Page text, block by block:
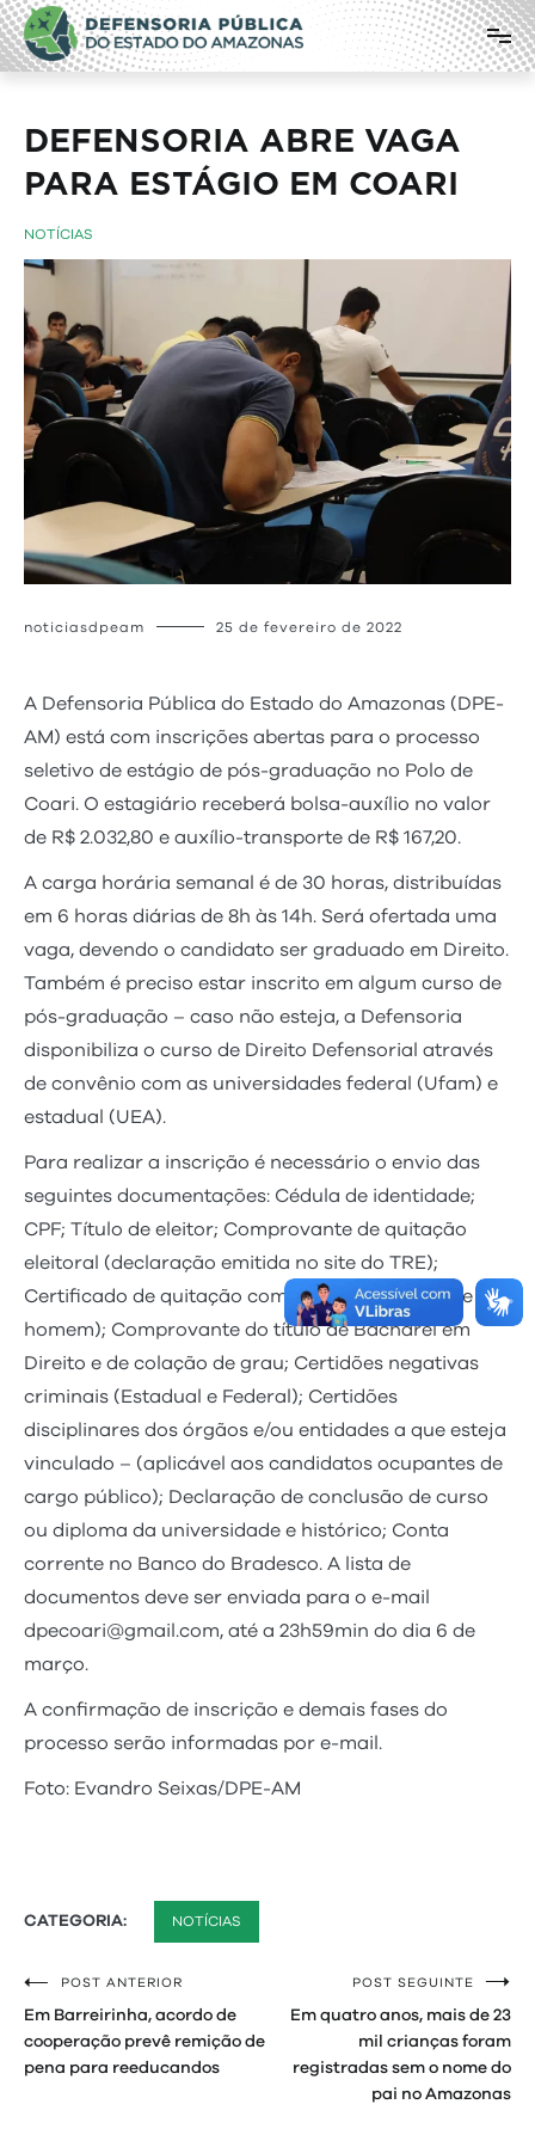
Pular
para
o
conteúdo
Defensoria Pública do Estado do
Amazonas
DEFENSORIA ABRE VAGA
PARA ESTÁGIO EM COARI
NOTÍCIAS
noticiasdpeam 25 de fevereiro de 2022
A Defensoria Pública do Estado do Amazonas (DPE-
AM) está com inscrições abertas para o processo
seletivo de estágio de pós-graduação no Polo de
Coari. O estagiário receberá bolsa-auxílio no valor
de R$ 2.032,80 e auxílio-transporte de R$ 167,20.
A carga horária semanal é de 30 horas, distribuídas
em 6 horas diárias de 8h às 14h. Será ofertada uma
vaga, devendo o candidato ser graduado em Direito.
Também é preciso estar inscrito em algum curso de
pós-graduação – caso não esteja, a Defensoria
disponibiliza o curso de Direito Defensorial através
de convênio com as universidades federal (Ufam) e
estadual (UEA).
Para realizar a inscrição é necessário o envio das
seguintes documentações: Cédula de identidade;
CPF; Título de eleitor; Comprovante de quitação
eleitoral (declaração emitida no site do TRE);
Certificado de quitação com o serviço militar (se
homem); Comprovante do título de Bacharel em
Direito e de colação de grau; Certidões negativas
criminais (Estadual e Federal); Certidões
disciplinares dos órgãos e/ou entidades a que esteja
vinculado – (aplicável aos candidatos ocupantes de
cargo público); Declaração de conclusão de curso
ou diploma da universidade e histórico; Conta
corrente no Banco do Bradesco. A lista de
documentos deve ser enviada para o e-mail
dpecoari@gmail.com, até a 23h59min do dia 6 de
março.
A confirmação de inscrição e demais fases do
processo serão informadas por e-mail.
Foto: Evandro Seixas/DPE-AM
CATEGORIA: NOTÍCIAS
Navegação
de
Post
POST ANTERIOR
Em Barreirinha, acordo de
cooperação prevê remição de
pena para reeducandos
POST SEGUINTE
Em quatro anos, mais de 23
mil crianças foram
registradas sem o nome do
pai no Amazonas